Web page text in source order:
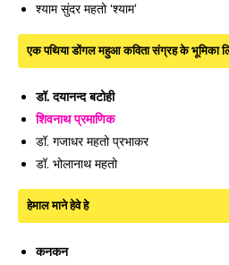
श्याम सुंदर महतो ‘श्याम’
एक पथिया डोंगल महुआ कविता संग्रह के भूमिका
डॉ. दयानन्द बटोही
शिवनाथ प्रमाणिक
डॉ. गजाधर महतो प्रभाकर
डॉ. भोलानाथ महतो
हेमाल माने हेवे हे
कनकन